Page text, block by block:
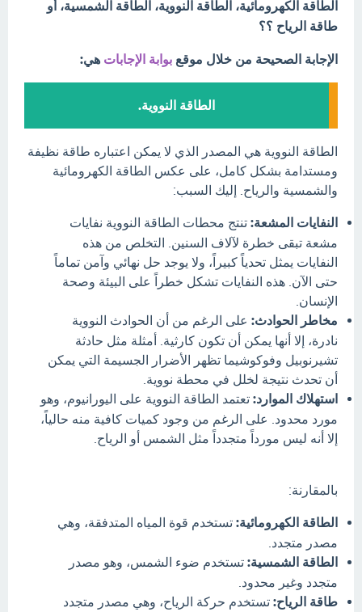
الطاقة الكهرومائية، الطاقة النووية، الطاقة الشمسية، أو
طاقة الرياح ؟؟
الإجابة الصحيحة من خلال موقع بوابة الإجابات هي:
الطاقة النووية.
الطاقة النووية هي المصدر الذي لا يمكن اعتباره طاقة نظيفة
ومستدامة بشكل كامل، على عكس الطاقة الكهرومائية
والشمسية والرياح. إليك السبب:
النفايات المشعة: تنتج محطات الطاقة النووية نفايات
مشعة تبقى خطرة لآلاف السنين. التخلص من هذه
النفايات يمثل تحدياً كبيراً، ولا يوجد حل نهائي وآمن تماماً
حتى الآن. هذه النفايات تشكل خطراً على البيئة وصحة
الإنسان.
مخاطر الحوادث: على الرغم من أن الحوادث النووية
نادرة، إلا أنها يمكن أن تكون كارثية. أمثلة مثل حادثة
تشيرنوبيل وفوكوشيما تظهر الأضرار الجسيمة التي يمكن
أن تحدث نتيجة لخلل في محطة نووية.
استهلاك الموارد: تعتمد الطاقة النووية على اليورانيوم، وهو
مورد محدود. على الرغم من وجود كميات كافية منه حالياً،
إلا أنه ليس مورداً متجدداً مثل الشمس أو الرياح.
بالمقارنة:
الطاقة الكهرومائية: تستخدم قوة المياه المتدفقة، وهي
مصدر متجدد.
الطاقة الشمسية: تستخدم ضوء الشمس، وهو مصدر
متجدد وغير محدود.
طاقة الرياح: تستخدم حركة الرياح، وهي مصدر متجدد